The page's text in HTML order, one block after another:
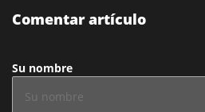
Comentar artículo
Su nombre